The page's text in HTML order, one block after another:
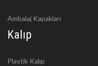
Ambalaj Kapakları
Kalıp
Plastik Kalıp